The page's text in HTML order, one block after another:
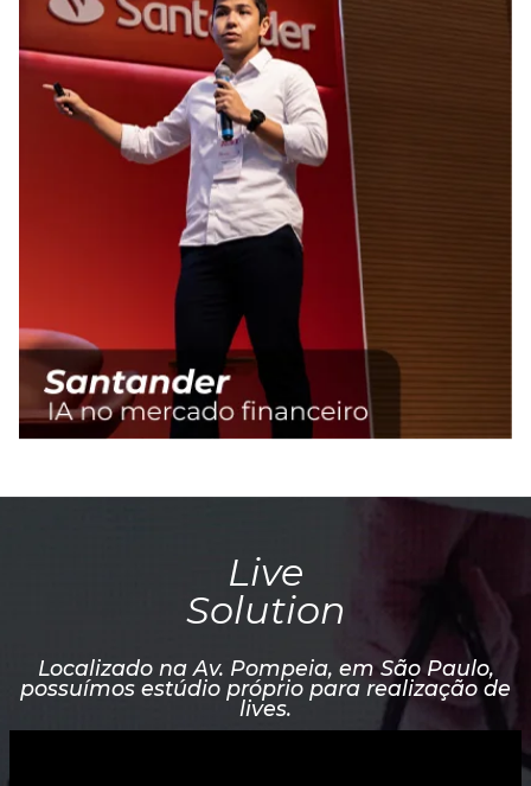
Live
Solution
Localizado na Av. Pompeia, em São Paulo,
possuímos estúdio próprio para realização de
lives.